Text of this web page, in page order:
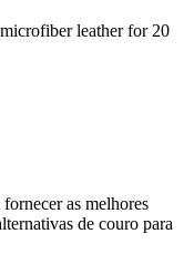
leather for 20
as melhores
de couro para